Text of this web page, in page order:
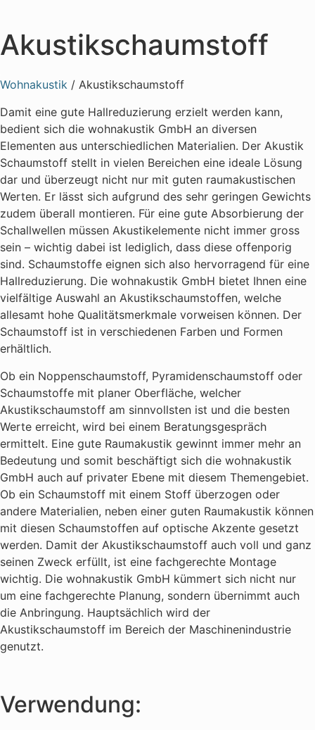
Akustikschaumstoff
Wohnakustik / Akustikschaumstoff
Damit eine gute Hallreduzierung erzielt werden kann,
bedient sich die wohnakustik GmbH an diversen
Elementen aus unterschiedlichen Materialien. Der Akustik
Schaumstoff stellt in vielen Bereichen eine ideale Lösung
dar und überzeugt nicht nur mit guten raumakustischen
Werten. Er lässt sich aufgrund des sehr geringen Gewichts
zudem überall montieren. Für eine gute Absorbierung der
Schallwellen müssen Akustikelemente nicht immer gross
sein – wichtig dabei ist lediglich, dass diese offenporig
sind. Schaumstoffe eignen sich also hervorragend für eine
Hallreduzierung. Die wohnakustik GmbH bietet Ihnen eine
vielfältige Auswahl an Akustikschaumstoffen, welche
allesamt hohe Qualitätsmerkmale vorweisen können. Der
Schaumstoff ist in verschiedenen Farben und Formen
erhältlich.
Ob ein Noppenschaumstoff, Pyramidenschaumstoff oder
Schaumstoffe mit planer Oberfläche, welcher
Akustikschaumstoff am sinnvollsten ist und die besten
Werte erreicht, wird bei einem Beratungsgespräch
ermittelt. Eine gute Raumakustik gewinnt immer mehr an
Bedeutung und somit beschäftigt sich die wohnakustik
GmbH auch auf privater Ebene mit diesem Themengebiet.
Ob ein Schaumstoff mit einem Stoff überzogen oder
andere Materialien, neben einer guten Raumakustik können
mit diesen Schaumstoffen auf optische Akzente gesetzt
werden. Damit der Akustikschaumstoff auch voll und ganz
seinen Zweck erfüllt, ist eine fachgerechte Montage
wichtig. Die wohnakustik GmbH kümmert sich nicht nur
um eine fachgerechte Planung, sondern übernimmt auch
die Anbringung. Hauptsächlich wird der
Akustikschaumstoff im Bereich der Maschinenindustrie
genutzt.
Verwendung: